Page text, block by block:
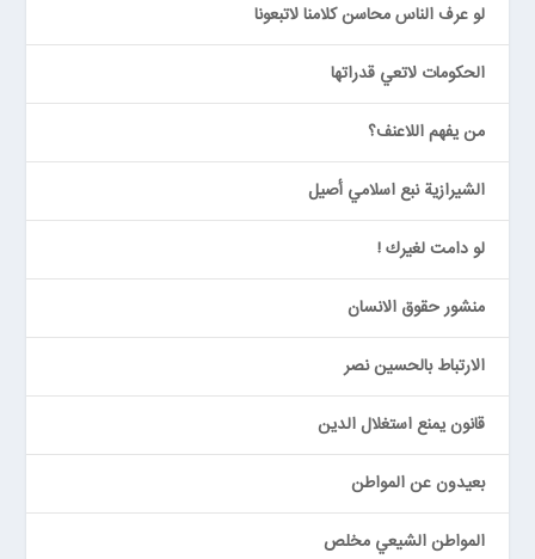
لو عرف الناس محاسن كلامنا لاتبعونا
الحكومات لاتعي قدراتها
من يفهم اللاعنف؟
الشيرازية نبع اسلامي أصيل
لو دامت لغيرك !
منشور حقوق الانسان
الارتباط بالحسين نصر
قانون يمنع استغلال الدين
بعيدون عن المواطن
المواطن الشيعي مخلص